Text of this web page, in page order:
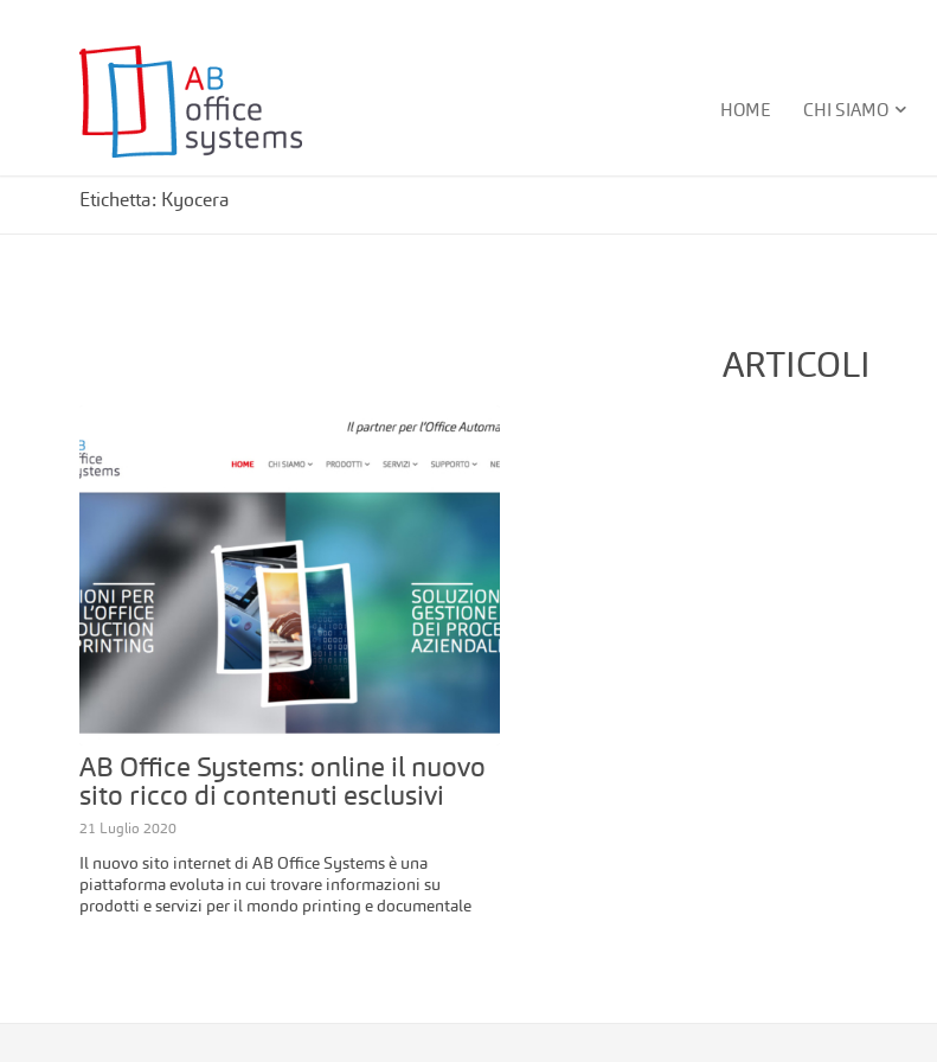
HOME CHI SIAMO
Etichetta: Kyocera
ARTICOLI
AB Office Systems: online il nuovo
sito ricco di contenuti esclusivi
21 Luglio 2020
Il nuovo sito internet di AB Office Systems è una
piattaforma evoluta in cui trovare informazioni su
prodotti e servizi per il mondo printing e documentale